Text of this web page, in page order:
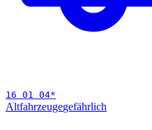
16 01 04*
Altfahrzeugegefährlich